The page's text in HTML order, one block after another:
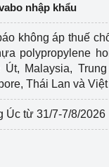
nhập khẩu
không áp thuế
polypropylene
Malaysia, Trung
Thái Lan và
Úc từ 31/7-7/8/2026